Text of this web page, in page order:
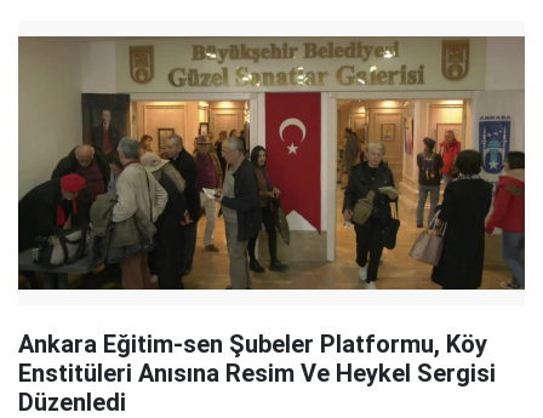
Ankara Eğitim-sen Şubeler Platformu, Köy
Enstitüleri Anısına Resim Ve Heykel Sergisi
Düzenledi